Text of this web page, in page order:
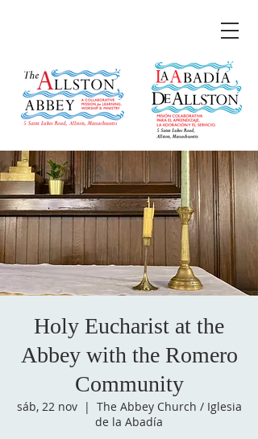
Holy Eucharist at the
Abbey with the Romero
Community
sáb, 22 nov
  |
The Abbey Church / Iglesia
de la Abadía